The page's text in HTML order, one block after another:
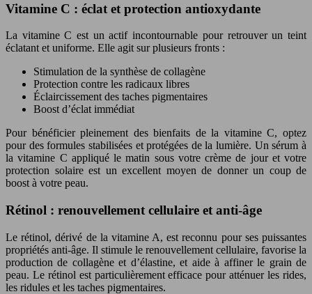
Vitamine C : éclat et protection antioxydante
La vitamine C est un actif incontournable pour retrouver un teint
éclatant et uniforme. Elle agit sur plusieurs fronts :
Stimulation de la synthèse de collagène
Protection contre les radicaux libres
Éclaircissement des taches pigmentaires
Boost d’éclat immédiat
Pour bénéficier pleinement des bienfaits de la vitamine C, optez
pour des formules stabilisées et protégées de la lumière. Un sérum à
la vitamine C appliqué le matin sous votre crème de jour et votre
protection solaire est un excellent moyen de donner un coup de
boost à votre peau.
Rétinol : renouvellement cellulaire et anti-âge
Le rétinol, dérivé de la vitamine A, est reconnu pour ses puissantes
propriétés anti-âge. Il stimule le renouvellement cellulaire, favorise la
production de collagène et d’élastine, et aide à affiner le grain de
peau. Le rétinol est particulièrement efficace pour atténuer les rides,
les ridules et les taches pigmentaires.